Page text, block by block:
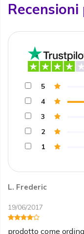
L. Frederic
19/06/2017
prodotto come
5
4
3
2
1